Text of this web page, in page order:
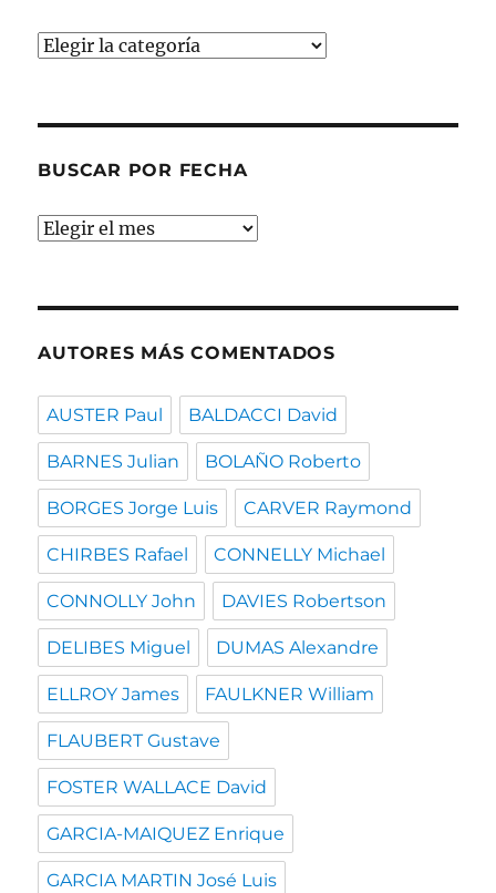
Buscar
BUSCAR POR FECHA
Buscar
AUTORES MÁS COMENTADOS
AUSTER Paul BALDACCI David
BARNES Julian BOLAÑO Roberto
BORGES Jorge Luis CARVER Raymond
CHIRBES Rafael CONNELLY Michael
CONNOLLY John DAVIES Robertson
DELIBES Miguel DUMAS Alexandre
ELLROY James FAULKNER William
FLAUBERT Gustave
FOSTER WALLACE David
GARCIA-MAIQUEZ Enrique
GARCIA MARTIN José Luis